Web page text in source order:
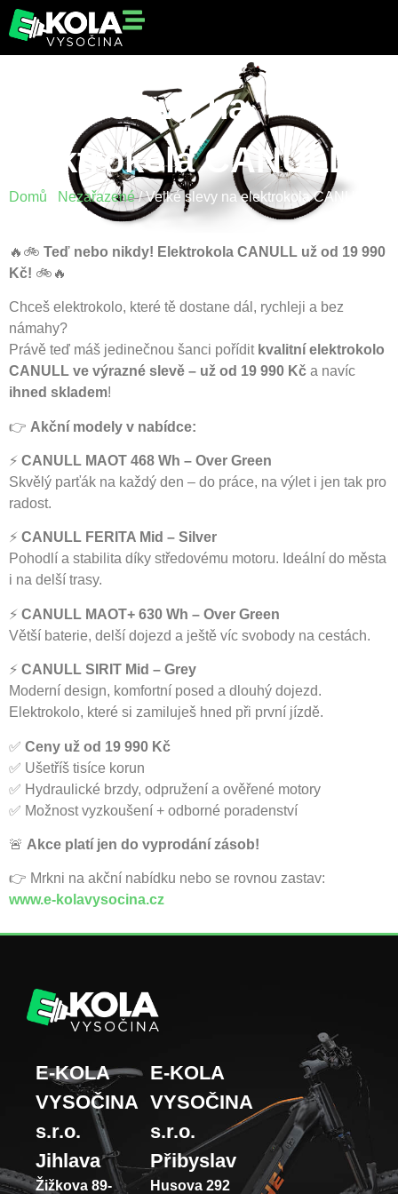
Velké slevy na
elektrokola CANULL
Domů Nezařazené/ Velké slevy na elektrokola CANULL
🔥🚲 Teď nebo nikdy! Elektrokola CANULL už od 19 990
Kč! 🚲🔥
Chceš elektrokolo, které tě dostane dál, rychleji a bez
námahy?
Právě teď máš jedinečnou šanci pořídit kvalitní elektrokolo
CANULL ve výrazné slevě – už od 19 990 Kč a navíc
ihned skladem!
👉 Akční modely v nabídce:
⚡ CANULL MAOT 468 Wh – Over Green
Skvělý parťák na každý den – do práce, na výlet i jen tak pro
radost.
⚡ CANULL FERITA Mid – Silver
Pohodlí a stabilita díky středovému motoru. Ideální do města
i na delší trasy.
⚡ CANULL MAOT+ 630 Wh – Over Green
Větší baterie, delší dojezd a ještě víc svobody na cestách.
⚡ CANULL SIRIT Mid – Grey
Moderní design, komfortní posed a dlouhý dojezd.
Elektrokolo, které si zamiluješ hned při první jízdě.
✅ Ceny už od 19 990 Kč
✅ Ušetříš tisíce korun
✅ Hydraulické brzdy, odpružení a ověřené motory
✅ Možnost vyzkoušení + odborné poradenství
🚨 Akce platí jen do vyprodání zásob!
👉 Mrkni na akční nabídku nebo se rovnou zastav:
www.e-kolavysocina.cz
E-KOLA
VYSOČINA
s.r.o.
Jihlava
Žižkova 89-
E-KOLA
VYSOČINA
s.r.o.
Přibyslav
Husova 292